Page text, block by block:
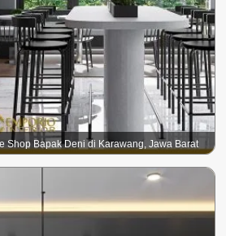
Shop Bapak Deni di Karawang, Jawa Barat